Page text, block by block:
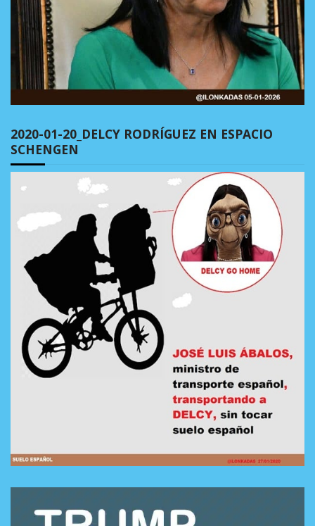
2020-01-20_DELCY RODRÍGUEZ EN ESPACIO
SCHENGEN